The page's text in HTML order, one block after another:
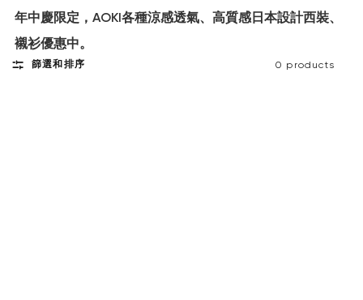
年中慶限定，AOKI各種涼感透氣、高質感日本設計西裝、
襯衫優惠中。
篩選和排序 0 products